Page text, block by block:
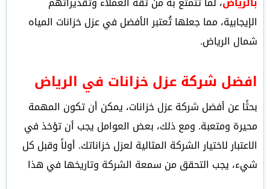
الإيجابية، مما جعلها تُعتبر الأفضل في عزل خزانات المياه
شمال الرياض.
افضل شركة عزل خزانات في الرياض
بحثًا عن أفضل شركة عزل خزانات، يمكن أن تكون المهمة
محيرة ومتعبة. ومع ذلك، بعض العوامل يجب أن تؤخذ في
الاعتبار لاختيار الشركة المثالية لعزل خزاناتك. أولاً وقبل كل
شيء، يجب التحقق من سمعة الشركة وتاريخها في هذا